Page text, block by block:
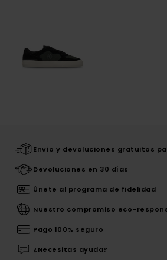
Envío y devoluciones gratuitos
Devoluciones en 30 días
Únete al programa de fidelidad
Nuestro compromiso eco-
Pago 100% seguro
¿Necesitas ayuda?